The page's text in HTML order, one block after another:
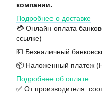
компании.
Подробнее о доставке
💳 Онлайн оплата
ссылке)
💵 Безналичный
📦 Наложенный платеж
Подробнее об оплате
✅ От производителя: